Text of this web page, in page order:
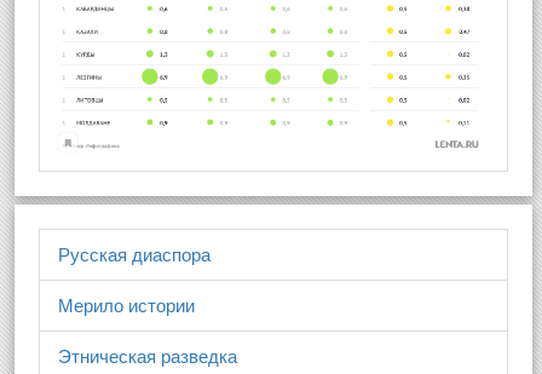
Русская диаспора
Мерило истории
Этническая разведка